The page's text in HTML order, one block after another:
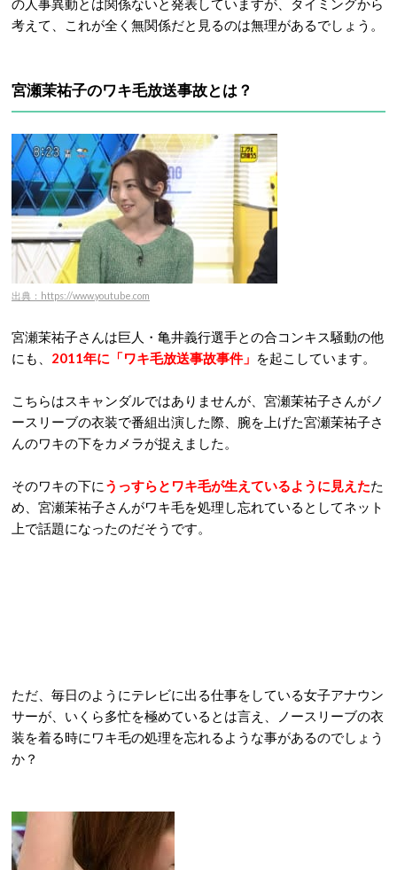
の人事異動とは関係ないと発表していますが、タイミングから
考えて、これが全く無関係だと見るのは無理があるでしょう。
宮瀬茉祐子のワキ毛放送事故とは？
出典：https://www.youtube.com
宮瀬茉祐子さんは巨人・亀井義行選手との合コンキス騒動の他
にも、 2011年に「ワキ毛放送事故事件」 を起こしています。
こちらはスキャンダルではありませんが、宮瀬茉祐子さんがノ
ースリーブの衣装で番組出演した際、腕を上げた宮瀬茉祐子さ
んのワキの下をカメラが捉えました。
そのワキの下に うっすらとワキ毛が生えているように見えたた
め、宮瀬茉祐子さんがワキ毛を処理し忘れているとしてネット
上で話題になったのだそうです。
ただ、毎日のようにテレビに出る仕事をしている女子アナウン
サーが、いくら多忙を極めているとは言え、ノースリーブの衣
装を着る時にワキ毛の処理を忘れるような事があるのでしょう
か？